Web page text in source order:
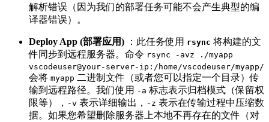
解析错误（因为我们的部署任务可能不会产生典型的编
译器错误）。
Deploy App (部署应用) ：此任务使用 rsync ​ 将构建的文
件同步到远程服务器。命令 rsync -avz ./myapp
vscodeuser@your-server-ip:/home/vscodeuser/myapp/
会将 myapp ​ 二进制文件（或者您可以指定一个目录）传
输到远程路径。我们使用 -a ​ 标志表示归档模式（保留权
限等）， -v ​ 表示详细输出， -z ​ 表示在传输过程中压缩数
据。如果您希望删除服务器上本地不再存在的文件（对